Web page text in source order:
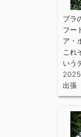
ブラ
フー
ア・
これ
いう
出張